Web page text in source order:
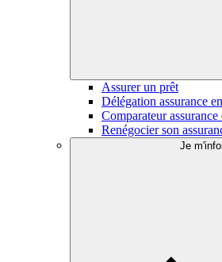
Assurer un prêt
Délégation assurance
Comparateur
Renégocier son
Je